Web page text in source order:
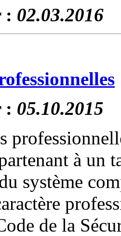
: 02.03.2016
: 05.10.2015
à un
système
de la